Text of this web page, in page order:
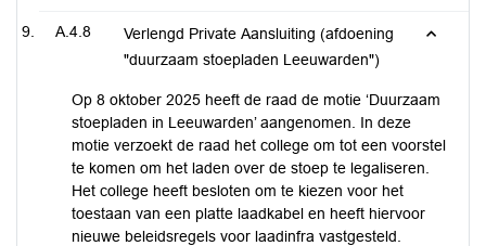
A.4.8
Verlengd Private Aansluiting (afdoening
"duurzaam stoepladen Leeuwarden")
Op 8 oktober 2025 heeft de raad de motie ‘Duurzaam
stoepladen in Leeuwarden’ aangenomen. In deze
motie verzoekt de raad het college om tot een voorstel
te komen om het laden over de stoep te legaliseren.
Het college heeft besloten om te kiezen voor het
toestaan van een platte laadkabel en heeft hiervoor
nieuwe beleidsregels voor laadinfra vastgesteld.